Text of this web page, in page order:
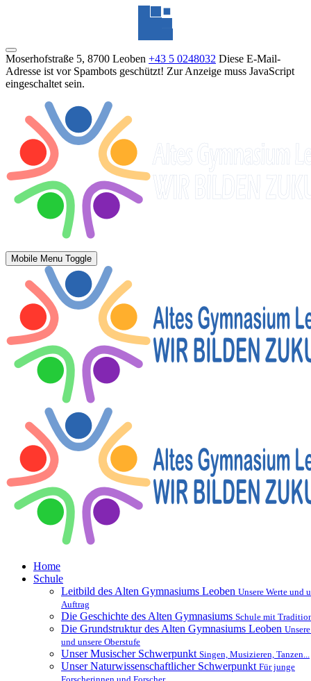
Moserhofstraße 5, 8700 Leoben +43 5 0248032 Diese E-Mail-
Adresse ist vor Spambots geschützt! Zur Anzeige muss JavaScript
eingeschaltet sein.
Mobile Menu Toggle
Home
Schule
Leitbild des Alten Gymnasiums Leoben Unsere Werte und
Auftrag
Die Geschichte des Alten Gymnasiums Schule mit
Die Grundstruktur des Alten Gymnasiums Leoben
und unsere Oberstufe
Unser Musischer Schwerpunkt Singen, Musizieren, Tanzen...
Unser Naturwissenschaftlicher Schwerpunkt Für junge